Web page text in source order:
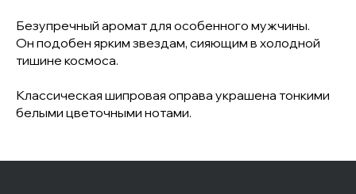
Безупречный аромат для особенного мужчины.
Он подобен ярким звездам, сияющим в холодной
тишине космоса.
Классическая шипровая оправа украшена тонкими
белыми цветочными нотами.